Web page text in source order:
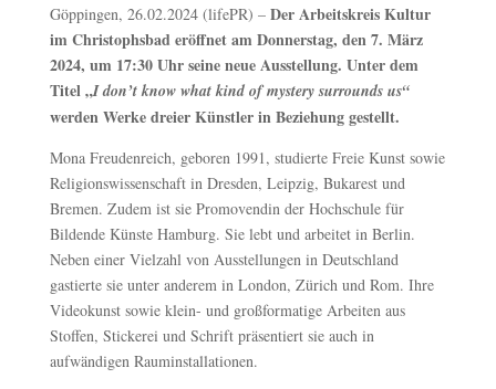
Göppingen, 26.02.2024 (lifePR) – Der Arbeitskreis Kultur
im Christophsbad eröffnet am Donnerstag, den 7. März
2024, um 17:30 Uhr seine neue Ausstellung. Unter dem
Titel „I don’t know what kind of mystery surrounds us“
werden Werke dreier Künstler in Beziehung gestellt.
Mona Freudenreich, geboren 1991, studierte Freie Kunst sowie
Religionswissenschaft in Dresden, Leipzig, Bukarest und
Bremen. Zudem ist sie Promovendin der Hochschule für
Bildende Künste Hamburg. Sie lebt und arbeitet in Berlin.
Neben einer Vielzahl von Ausstellungen in Deutschland
gastierte sie unter anderem in London, Zürich und Rom. Ihre
Videokunst sowie klein- und großformatige Arbeiten aus
Stoffen, Stickerei und Schrift präsentiert sie auch in
aufwändigen Rauminstallationen.